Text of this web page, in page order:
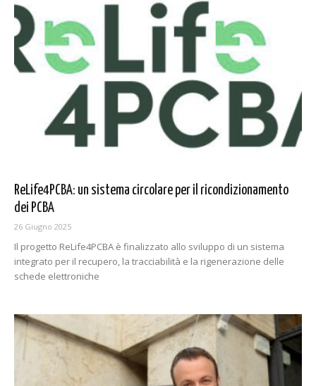
ReLife4PCBA: un sistema circolare per il ricondizionamento
dei PCBA
26 Giugno 2025
Il progetto ReLife4PCBA è finalizzato allo sviluppo di un sistema
integrato per il recupero, la tracciabilità e la rigenerazione delle
schede elettroniche